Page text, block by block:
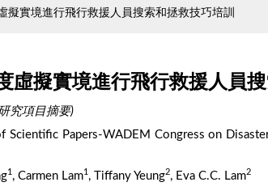
擬實境進行飛行救援人員搜索和拯救技巧培訓
虛擬實境進行飛行救援人員
究項目摘要)
Scientific Papers-WADEM Congress on
1, Carmen Lam1, Tiffany Yeung2, Eva C.C. Lam2